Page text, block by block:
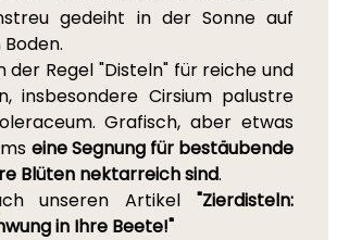
gedeiht in der Sonne auf
der Regel "Disteln" für reiche und
insbesondere Cirsium palustre
Grafisch, aber etwas
eine Segnung für bestäubende
Blüten nektarreich sind.
unseren Artikel "Zierdisteln:
in Ihre Beete!"